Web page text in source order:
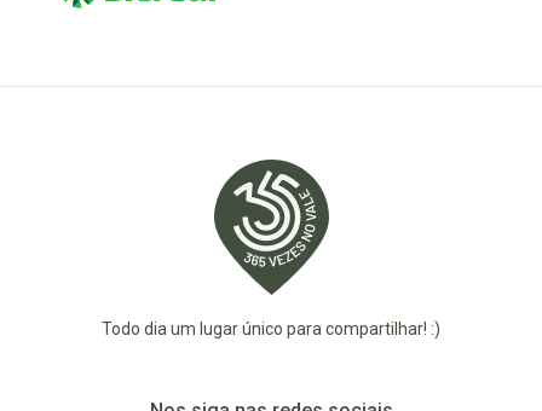
Todo dia um lugar único para compartilhar! :)